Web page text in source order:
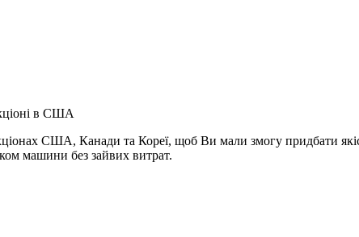
в США
США, Канади та Кореї, щоб Ви мали змогу придбати
машини без зайвих витрат.